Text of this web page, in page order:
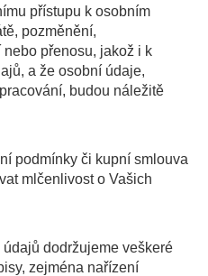
přístupu k osobním
pozměnění,
přenosu, jakož i k
a že osobní údaje,
budou náležitě
podmínky či kupní smlouva
mlčenlivost o Vašich
dodržujeme veškeré
zejména nařízení